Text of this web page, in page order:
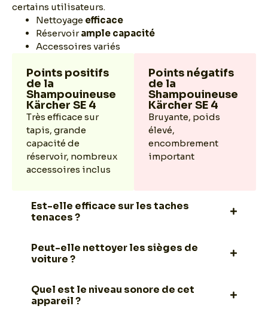
certains utilisateurs.
Nettoyage efficace
Réservoirample capacité
Accessoires variés
Points positifs
de la
Shampouineuse
Kärcher SE 4
Très efficace sur
tapis, grande
capacité de
réservoir, nombreux
accessoires inclus
Points négatifs
de la
Shampouineuse
Kärcher SE 4
Bruyante, poids
élevé,
encombrement
important
Est-elle efficace sur les taches
tenaces ?
Peut-elle nettoyer les sièges de
voiture ?
Quel est le niveau sonore de cet
appareil ?